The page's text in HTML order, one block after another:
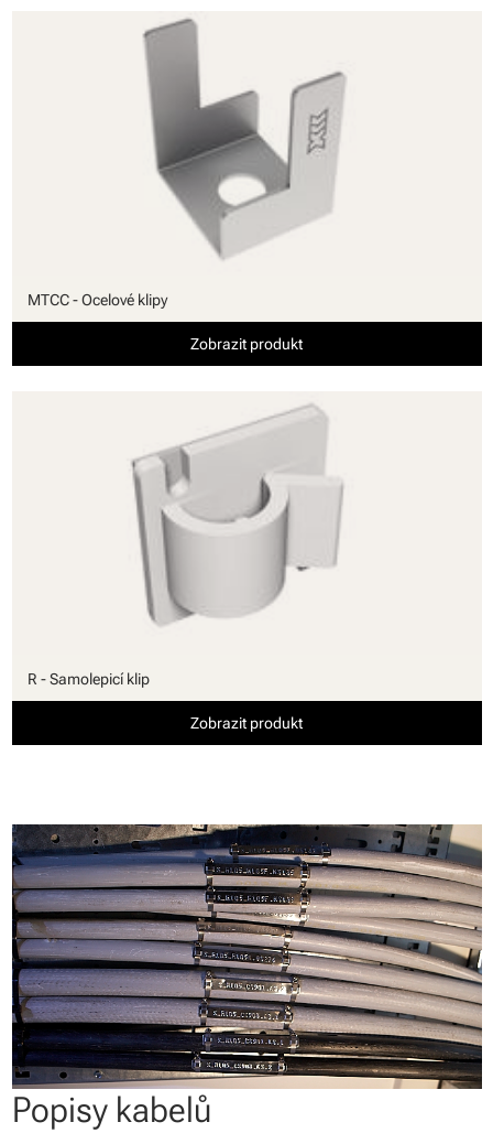
MTCC - Ocelové klipy
Zobrazit produkt
R - Samolepicí klip
Zobrazit produkt
Popisy kabelů